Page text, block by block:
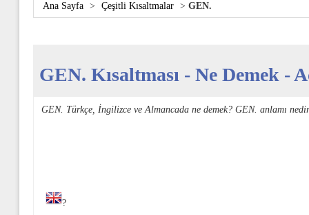
Ana Sayfa > Çeşitli Kısaltmalar > GEN.
GEN. Kısaltması - Ne Demek -
GEN. Türkçe, İngilizce ve Almancada ne demek? GEN. anlamı
?